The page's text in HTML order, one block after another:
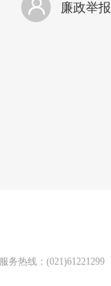
廉政举报
务热线：(021)61221299